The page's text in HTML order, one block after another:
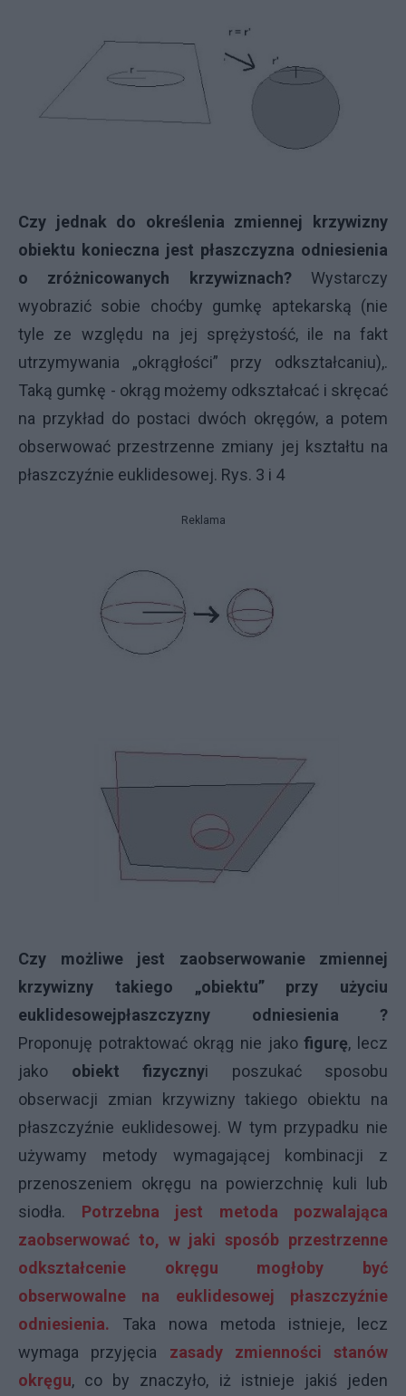
Czy jednak do określenia zmiennej krzywizny
obiektu konieczna jest płaszczyzna odniesienia
o zróżnicowanych krzywiznach?Wystarczy
wyobrazić sobie choćby gumkę aptekarską (nie
tyle ze względu na jej sprężystość, ile na fakt
utrzymywania „okrągłości” przy odkształcaniu),.
Taką gumkę - okrąg możemy odkształcać i skręcać
na przykład do postaci dwóch okręgów, a potem
obserwować przestrzenne zmiany jej kształtu na
płaszczyźnie euklidesowej. Rys. 3 i 4
Reklama
Czy możliwe jest zaobserwowanie zmiennej
krzywizny takiego „obiektu” przy użyciu
euklidesowejpłaszczyzny odniesienia
?
Proponuję potraktować okrąg nie jakofigurę, lecz
jako obiekt fizycznyi poszukać sposobu
obserwacji zmian krzywizny takiego obiektu na
płaszczyźnie euklidesowej. W tym przypadku nie
używamy metody wymagającej kombinacji z
przenoszeniem okręgu na powierzchnię kuli lub
siodła. Potrzebna jest metoda pozwalająca
zaobserwować to, w jaki sposób przestrzenne
odkształcenie okręgu mogłoby być
obserwowalne na euklidesowej płaszczyźnie
odniesienia. Taka nowa metoda istnieje, lecz
wymaga przyjęcia zasady zmienności stanów
okręgu, co by znaczyło, iż istnieje jakiś jeden